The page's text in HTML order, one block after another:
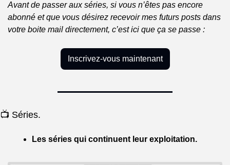
Avant de passer aux séries, si vous n’êtes pas encore
abonné et que vous désirez recevoir mes futurs posts dans
votre boite mail directement, c’est ici que ça se passe :
Inscrivez-vous maintenant
📺 Séries.
Les séries qui continuent leur exploitation.